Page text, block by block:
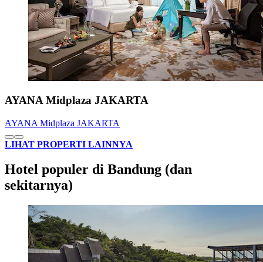
AYANA Midplaza JAKARTA
AYANA Midplaza JAKARTA
LIHAT PROPERTI LAINNYA
Hotel populer di Bandung (dan
sekitarnya)